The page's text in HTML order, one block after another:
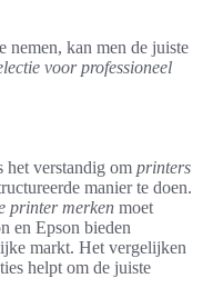
nemen, kan men de juiste
voor professioneel
het verstandig om printers
manier te doen.
printer merken moet
en Epson bieden
markt. Het vergelijken
helpt om de juiste